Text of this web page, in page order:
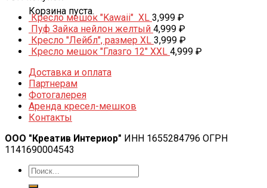
Корзина пуста.
Кресло мешок "Kawaii" XL 3,999 ₽
Пуф Зайка нейлон желтый 4,999 ₽
Кресло "Лейбл", размер XL 3,999 ₽
Кресло мешок "Глазго 12" XXL 4,999 ₽
Доставка и оплата
Партнерам
Фотогалерея
Аренда кресел-мешков
Контакты
ООО "Креатив Интериор" ИНН 1655284796 ОГРН
1141690004543